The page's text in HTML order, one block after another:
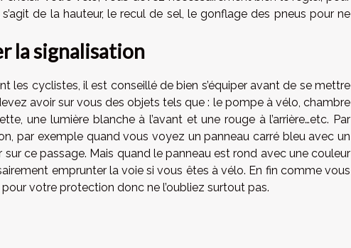
de la hauteur, le recul de sel, le gonflage des pneus pour ne
la signalisation
les cyclistes, il est conseillé de bien s’équiper avant de se mettre
avoir sur vous des objets tels que : le pompe à vélo, chambre
une lumière blanche à l’avant et une rouge à l’arrière…etc. Par
par exemple quand vous voyez un panneau carré bleu avec un
ce passage. Mais quand le panneau est rond avec une couleur
emprunter la voie si vous êtes à vélo. En fin comme vous
votre protection donc ne l’oubliez surtout pas.